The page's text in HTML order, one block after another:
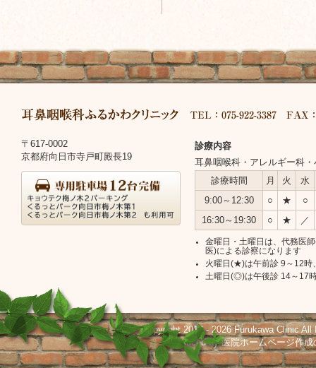
フ
ッ
ー
シ
ョ
ク
リ
ッ
ク
〒617-0002
京都府向日市寺戸町殿長19
診療内容
耳鼻咽喉科・アレルギー科
日
時
診療時間 月 火
水
9:00～12:30
○ ★
○
16:30～19:30
○ ★ ／
金曜日・土曜日は、代務医
医)による診察になります
火曜日(★)は午前診 9～12時
土曜日(◎)は午後診 14～17
Copyright 2013 - 2026 Furukawa Clinic All
Produced by医院ホームページ作成